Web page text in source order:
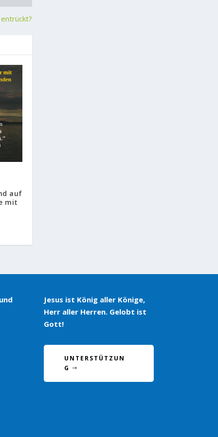
auf
mit
Jesus ist König aller Könige,
Herr aller Herren. Gelobt ist
Gott!
UNTERSTÜTZUN
G